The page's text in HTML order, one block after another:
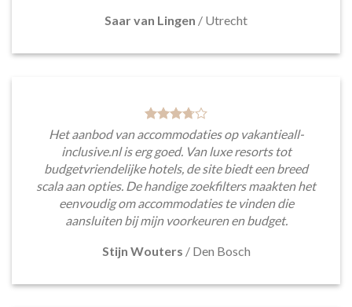
Saar van Lingen / Utrecht
Het aanbod van accommodaties op vakantieall-
inclusive.nl is erg goed. Van luxe resorts tot
budgetvriendelijke hotels, de site biedt een breed
scala aan opties. De handige zoekfilters maakten het
eenvoudig om accommodaties te vinden die
aansluiten bij mijn voorkeuren en budget.
Stijn Wouters / Den Bosch